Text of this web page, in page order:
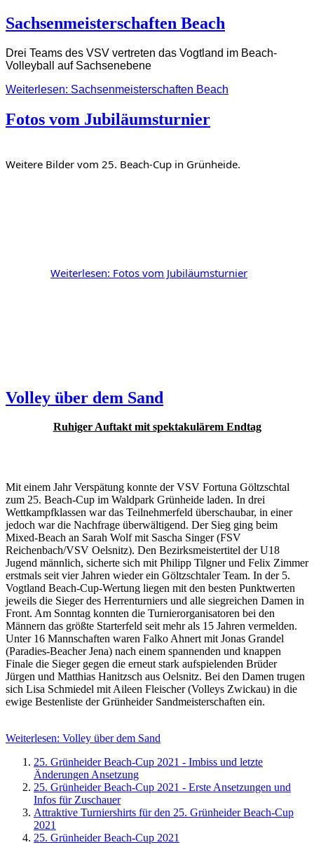
Sachsenmeisterschaften Beach
Drei Teams des VSV vertreten das Vogtland im Beach-
Volleyball auf Sachsenebene
Weiterlesen: Sachsenmeisterschaften Beach
Fotos vom Jubiläumsturnier
Weitere Bilder vom 25. Beach-Cup in Grünheide.
Volley über dem Sand
Ruhiger Auftakt mit spektakulärem Endtag
Mit einem Jahr Verspätung konnte der VSV Fortuna Göltzschtal
zum 25. Beach-Cup im Waldpark Grünheide laden. In drei
Wettkampfklassen war das Teilnehmerfeld überschaubar, in einer
jedoch war die Nachfrage überwältigend. Der Sieg ging beim
Mixed-Beach an Sarah Wolf mit Sascha Singer (FSV
Reichenbach/VSV Oelsnitz). Den Bezirksmeistertitel der U18
Jugend männlich, sicherte sich mit Philipp Tilgner und Felix Zimmer
erstmals seit vier Jahren wieder ein Göltzschtaler Team. In der 5.
Vogtland Beach-Cup-Wertung liegen mit den besten Punktwerten
jeweils die Sieger des Herrenturniers und alle siegreichen Damen in
Front. Am Sonntag konnten die Turnierorganisatoren bei den
Männern das größte Starterfeld seit mehr als 15 Jahren vermelden.
Unter 16 Mannschaften waren Falko Ahnert mit Jonas Grandel
(Paradies-Beacher Jena) nach einem spannenden und knappen
Finale die Sieger gegen die erneut stark aufspielenden Brüder
Jürgen und Matthias Hanitzsch aus Oelsnitz. Bei den Damen trugen
sich Lisa Schmiedel mit Aileen Fleischer (Volleys Zwickau) in die
ewige Bestenliste der Grünheider Sandmeisterschaften ein.
Weiterlesen: Volley über dem Sand
25. Grünheider Beach-Cup 2021 - Imbiss und letzte
Änderungen Ansetzung
25. Grünheider Beach-Cup 2021 - Erste Ansetzungen und
Infos für Zuschauer
Attraktive Turniershirts für den 25. Grünheider Beach-Cup
2021
25. Grünheider Beach-Cup 2021